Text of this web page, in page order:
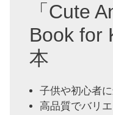
「Cute
Book for
本
子供や初心者
高品質でバリ